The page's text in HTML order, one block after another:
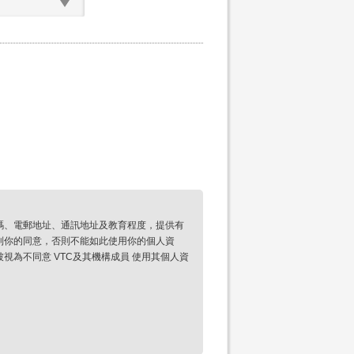
電郵地址、通訊地址及教育程度，提供有
的同意，否則不能如此使用你的個人資
為不同意 VTC及其機構成員 使用其個人資